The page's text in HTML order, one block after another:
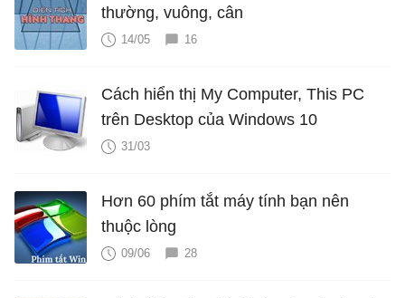
thường, vuông, cân
14/05 16
Cách hiển thị My Computer, This PC
trên Desktop của Windows 10
31/03
Hơn 60 phím tắt máy tính bạn nên
thuộc lòng
09/06 28